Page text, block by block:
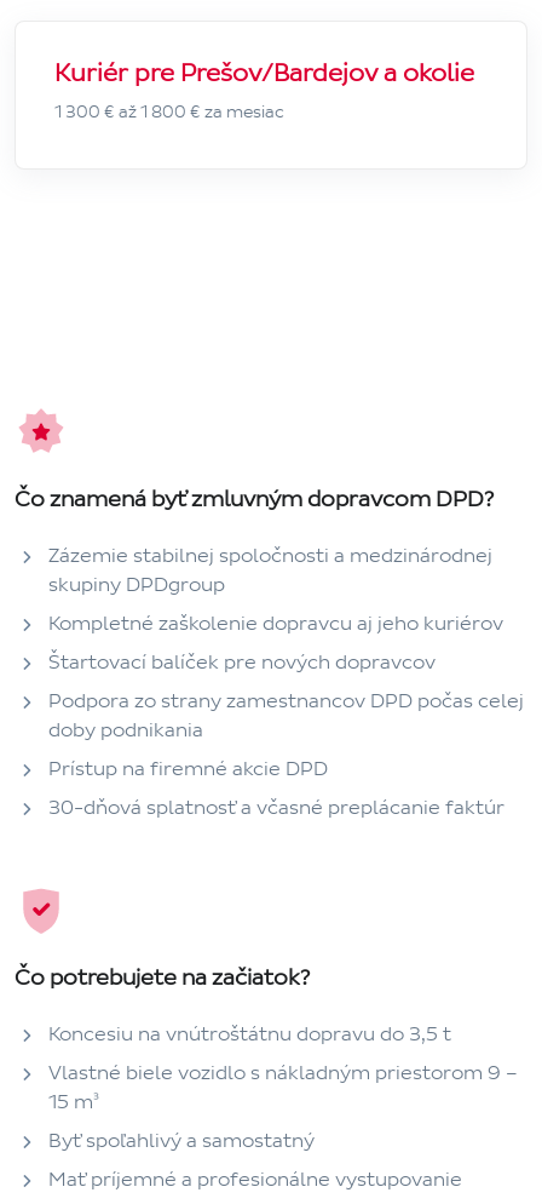
Kuriér pre Prešov/Bardejov a okolie
1 300 € až 1 800 € za mesiac
Čo znamená byť zmluvným dopravcom DPD?
Zázemie stabilnej spoločnosti a medzinárodnej
skupiny DPDgroup
Kompletné zaškolenie dopravcu aj jeho kuriérov
Štartovací balíček pre nových dopravcov
Podpora zo strany zamestnancov DPD počas celej
doby podnikania
Prístup na firemné akcie DPD
30-dňová splatnosť a včasné preplácanie faktúr
Čo potrebujete na začiatok?
Koncesiu na vnútroštátnu dopravu do 3,5 t
Vlastné biele vozidlo s nákladným priestorom 9 –
15 m³
Byť spoľahlivý a samostatný
Mať príjemné a profesionálne vystupovanie